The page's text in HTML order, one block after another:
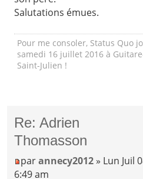
Salutations émues.
Pour me consoler, Status Quo
samedi 16 juillet 2016 à
Saint-Julien !
Re: Adrien
Thomasson
parannecy2012 » Lun Juil
6:49 am